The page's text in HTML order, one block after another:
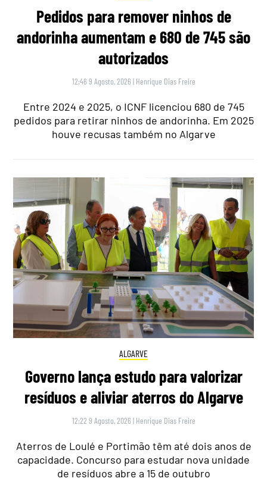
Pedidos para remover ninhos de
andorinha aumentam e 680 de 745 são
autorizados
12:46 9 Agosto, 2026 | Henrique Dias Freire
Entre 2024 e 2025, o ICNF licenciou 680 de 745
pedidos para retirar ninhos de andorinha. Em 2025
houve recusas também no Algarve
ALGARVE
Governo lança estudo para valorizar
resíduos e aliviar aterros do Algarve
12:22 9 Agosto, 2026 | Henrique Dias Freire
Aterros de Loulé e Portimão têm até dois anos de
capacidade. Concurso para estudar nova unidade
de resíduos abre a 15 de outubro